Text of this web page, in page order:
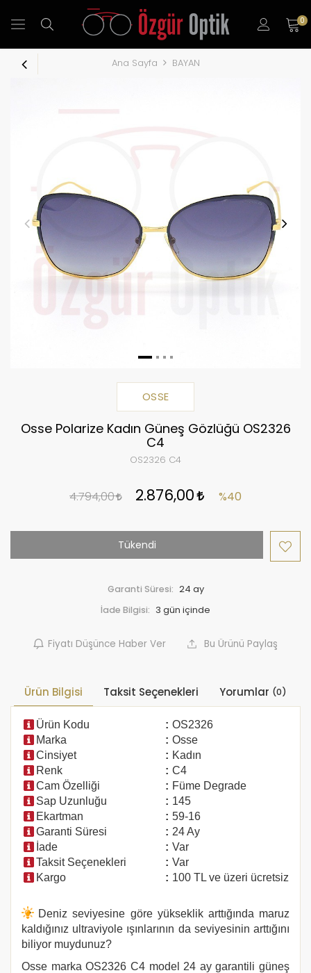
0
Ana Sayfa BAYAN
OSSE
Osse Polarize Kadın Güneş Gözlüğü OS2326
C4
OS2326 C4
4.794,00 2.876,00 %40
Tükendi
Garanti Süresi: 24 ay
İade Bilgisi:
Fiyatı Düşünce Haber Ver Bu Ürünü Paylaş
Ürün Bilgisi Taksit Seçenekleri Yorumlar (0)
Ürün Kodu : OS2326
Marka
: Osse
Cinsiyet
: Kadın
Renk
: C4
Cam Özelliği
: Füme Degrade
Sap Uzunluğu
: 145
Ekartman
: 59-16
Garanti Süresi
: 24 Ay
İade
: Var
Taksit Seçenekleri
: Var
Kargo
: 100 TL ve üzeri ücretsiz
Deniz seviyesine göre yükseklik arttığında maruz
kaldığınız ultraviyole ışınlarının da seviyesinin arttığını
biliyor muydunuz?
Osse markaOS2326 C4 model 24 ay garantili güneş